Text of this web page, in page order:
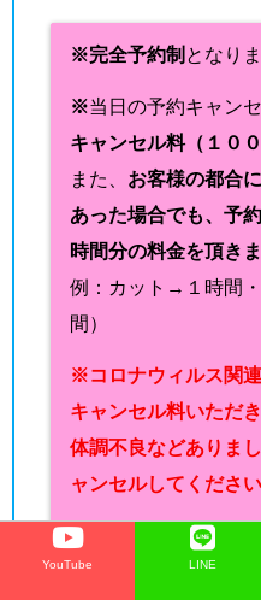
※完全予約制 となりま
※当日の予約キャン
キャンセル料（１０
また、 お客様の都合
あった場合でも、予
時間分の料金を頂きま
例：カット→１時間
間）
※コロナウィルス関
キャンセル料いただ
体調不良などありま
ャンセルしてくださ
※予約時間を２０分以
YouTube LINE